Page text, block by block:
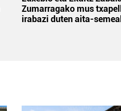
Zumarragako mus
irabazi duten aita-